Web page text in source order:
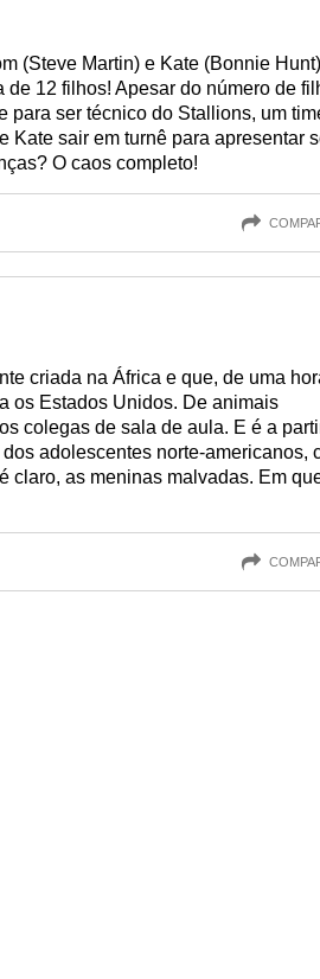
(Steve Martin) e Kate (Bonnie
12 filhos! Apesar do número de
para ser técnico do Stallions, um
Kate sair em turnê para apresentar
O caos completo!
criada na África e que, de uma
os Estados Unidos. De animais
colegas de sala de aula. E é a
adolescentes norte-americanos,
claro, as meninas malvadas. Em